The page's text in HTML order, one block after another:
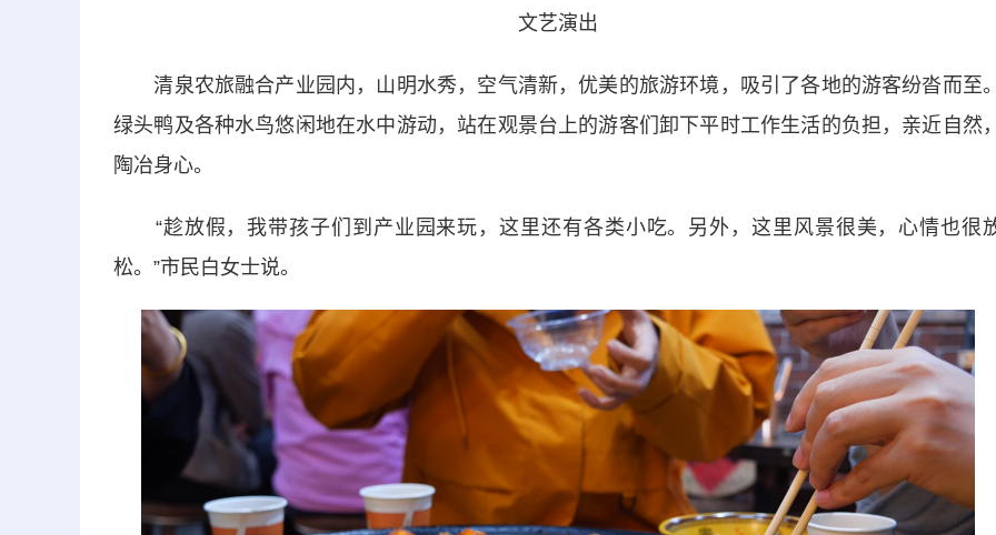
文艺演出
清泉农旅融合产业园内，山明水秀，空气清新，优美的旅游环境，吸引了各地的游客纷沓而至。
绿头鸭及各种水鸟悠闲地在水中游动，站在观景台上的游客们卸下平时工作生活的负担，亲近自然，
陶冶身心。
“趁放假，我带孩子们到产业园来玩，这里还有各类小吃。另外，这里风景很美，心情也很
松。”市民白女士说。